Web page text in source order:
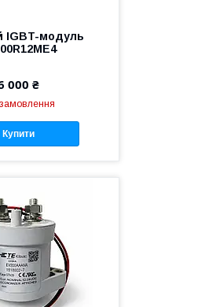
IGBT-модуль
000 ₴
Купити